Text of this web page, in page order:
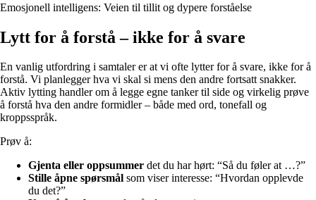
Emosjonell intelligens: Veien til tillit og dypere forståelse
Lytt for å forstå – ikke for å svare
En vanlig utfordring i samtaler er at vi ofte lytter for å svare, ikke for å
forstå. Vi planlegger hva vi skal si mens den andre fortsatt snakker.
Aktiv lytting handler om å legge egne tanker til side og virkelig prøve
å forstå hva den andre formidler – både med ord, tonefall og
kroppsspråk.
Prøv å:
Gjenta eller oppsummer det du har hørt: “Så du føler at …?”
Stille åpne spørsmål som viser interesse: “Hvordan opplevde
du det?”